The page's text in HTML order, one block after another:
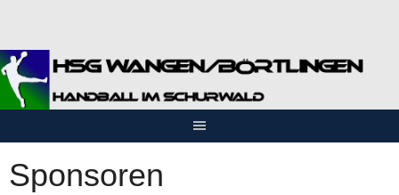
Inhalt
Sponsoren